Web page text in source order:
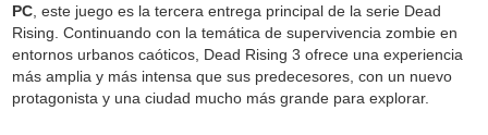
PC , este juego es la tercera entrega principal de la serie Dead
Rising. Continuando con la temática de supervivencia zombie en
entornos urbanos caóticos, Dead Rising 3 ofrece una experiencia
más amplia y más intensa que sus predecesores, con un nuevo
protagonista y una ciudad mucho más grande para explorar.